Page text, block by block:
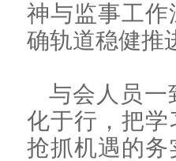
神与监事工
确轨道稳健推
与会人员一
化于行，把
抢抓机遇的